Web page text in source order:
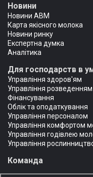
Новини
Новини АВМ
Карта якісного молока
Новини ринку
Експертна думка
Аналітика
Для господарств в
Управління здоров'ям
Управління
Фінансування
Облік та оподаткування
Управління персоналом
Управління комфортом
Управління годівлею
Управління
Команда